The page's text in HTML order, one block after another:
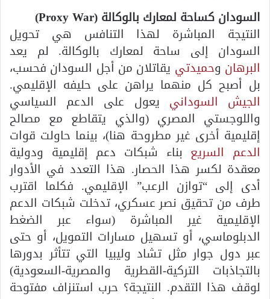
السودان كساحة لمعارك بالوكالة (Proxy War)
النتيجة المباشرة لهذا التنافس هي تحويل
السودان إلى ساحة لمعارك بالوكالة. لم يعد
البرهان وحميدتي يقاتلان من أجل السودان فحسب،
بل أصبح كل منهما يراهن على حليفه الإقليمي.
الجيش السوداني يعول على الدعم السياسي
واللوجستي المصري (والذي يتقاطع مع مصالح
إقليمية أخرى غير مطروحة هنا)، بينما حاولت قوات
الدعم السريع بناء شبكات دعم إقليمية ودولية
معقدة لكسر هذا الحصار. هذا التعدد في الأدوار
أدى إلى “توازن الرعب” الإقليمي. فكلما اقترب
طرف من تحقيق نصر عسكري، تدخلت شبكات الدعم
الإقليمية غير المباشرة (سواء عبر الضغط
الدبلوماسي، أو تسهيل مسارات التمويل، أو حتى
عبر دول جوار مثل تشاد وليبيا التي تتأثر بدورها
بالتجاذبات التركية-القطرية والمصرية-السعودية)
لوقف هذا التقدم. النتيجة؟ حرب استنزاف مفتوحة